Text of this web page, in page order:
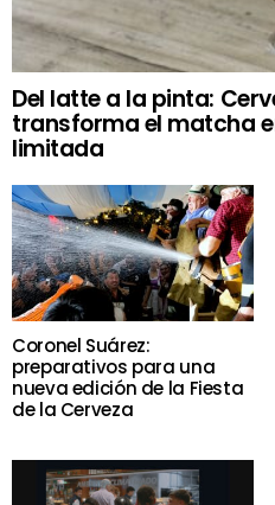
Del latte a la pinta:
transforma el matcha
limitada
Coronel Suárez:
preparativos para una
nueva edición de la Fiesta
de la Cerveza